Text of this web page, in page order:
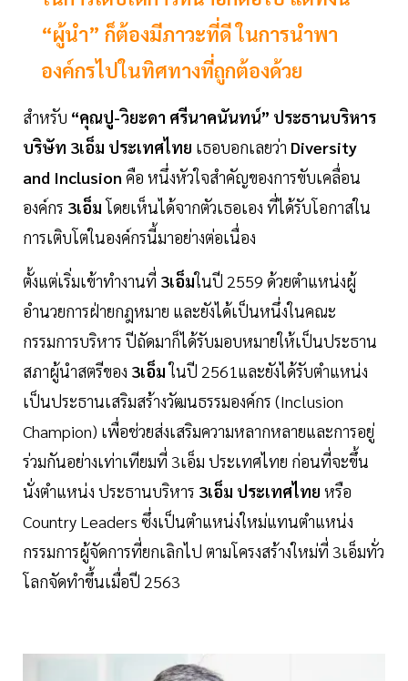
“ผู้นำ” ก็ต้องมีภาวะที่ดี ในการนำพา
องค์กรไปในทิศทางที่ถูกต้องด้วย
สำหรับ “คุณปู-วิยะดา ศรีนาคนันทน์” ประธานบริหาร
บริษัท 3เอ็ม ประเทศไทย เธอบอกเลยว่า Diversity
and Inclusion คือ หนึ่งหัวใจสำคัญของการขับเคลื่อน
องค์กร 3เอ็มโดยเห็นได้จากตัวเธอเอง ที่ได้รับโอกาสใน
การเติบโตในองค์กรนี้มาอย่างต่อเนื่อง
ตั้งแต่เริ่มเข้าทำงานที่ 3เอ็มในปี 2559 ด้วยตำแหน่งผู้
อำนวยการฝ่ายกฎหมาย และยังได้เป็นหนึ่งในคณะ
กรรมการบริหาร ปีถัดมาก็ได้รับมอบหมายให้เป็นประธาน
สภาผู้นำสตรีของ 3เอ็มในปี 2561และยังได้รับตำแหน่ง
เป็นประธานเสริมสร้างวัฒนธรรมองค์กร (Inclusion
Champion) เพื่อช่วยส่งเสริมความหลากหลายและการอยู่
ร่วมกันอย่างเท่าเทียมที่ 3เอ็ม ประเทศไทย ก่อนที่จะขึ้น
นั่งตำแหน่ง ประธานบริหาร 3เอ็ม ประเทศไทย หรือ
Country Leaders ซึ่งเป็นตำแหน่งใหม่แทนตำแหน่ง
กรรมการผู้จัดการที่ยกเลิกไป ตามโครงสร้างใหม่ที่ 3เอ็มทั่ว
โลกจัดทำขึ้นเมื่อปี 2563